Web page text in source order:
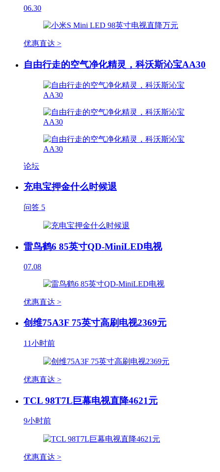
06.30
优惠直达 >
自由行走的空气净化精灵，科沃斯沁宝AA30
论坛
充电宝押金什么时候退
问答 5
雷鸟鹤6 85英寸QD-MiniLED电视
07.08
优惠直达 >
创维75A3F 75英寸高刷电视2369元
11小时前
优惠直达 >
TCL 98T7L巨幕电视直降4621元
9小时前
优惠直达 >